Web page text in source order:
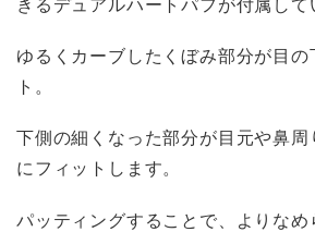
ゆるくカーブしたくぼみ部分が目
ト。
下側の細くなった部分が目元や鼻
にフィットします。
パッティングすることで、よりなめ